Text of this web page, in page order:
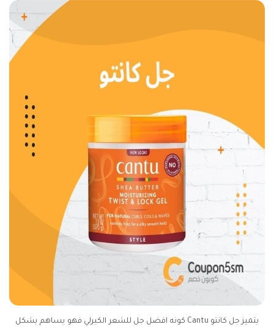
يتميز جل كانتو Cantu كونه افضل جل للشعر الكيرلي فهو يساهم بشكل